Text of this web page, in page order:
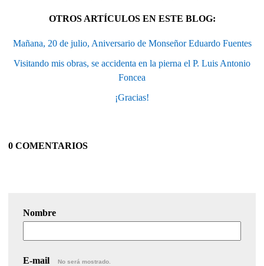
OTROS ARTÍCULOS EN ESTE BLOG:
Mañana, 20 de julio, Aniversario de Monseñor Eduardo Fuentes
Visitando mis obras, se accidenta en la pierna el P. Luis Antonio
Foncea
¡Gracias!
0 COMENTARIOS
Nombre
E-mail No será mostrado.